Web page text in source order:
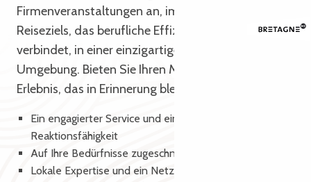
Firmenveranstaltungen an, im Herzen eines
Reiseziels, das berufliche Effizienz mit Vergnügen
verbindet, in einer einzigartigen natürlichen
Umgebung. Bieten Sie Ihren Mitarbeitern ein
Erlebnis, das in Erinnerung bleiben wird.
Ein engagierter Service und eine optimale
Reaktionsfähigkeit
Auf Ihre Bedürfnisse zugeschnittene Aufenthalte
Lokale Expertise und ein Netzwerk von